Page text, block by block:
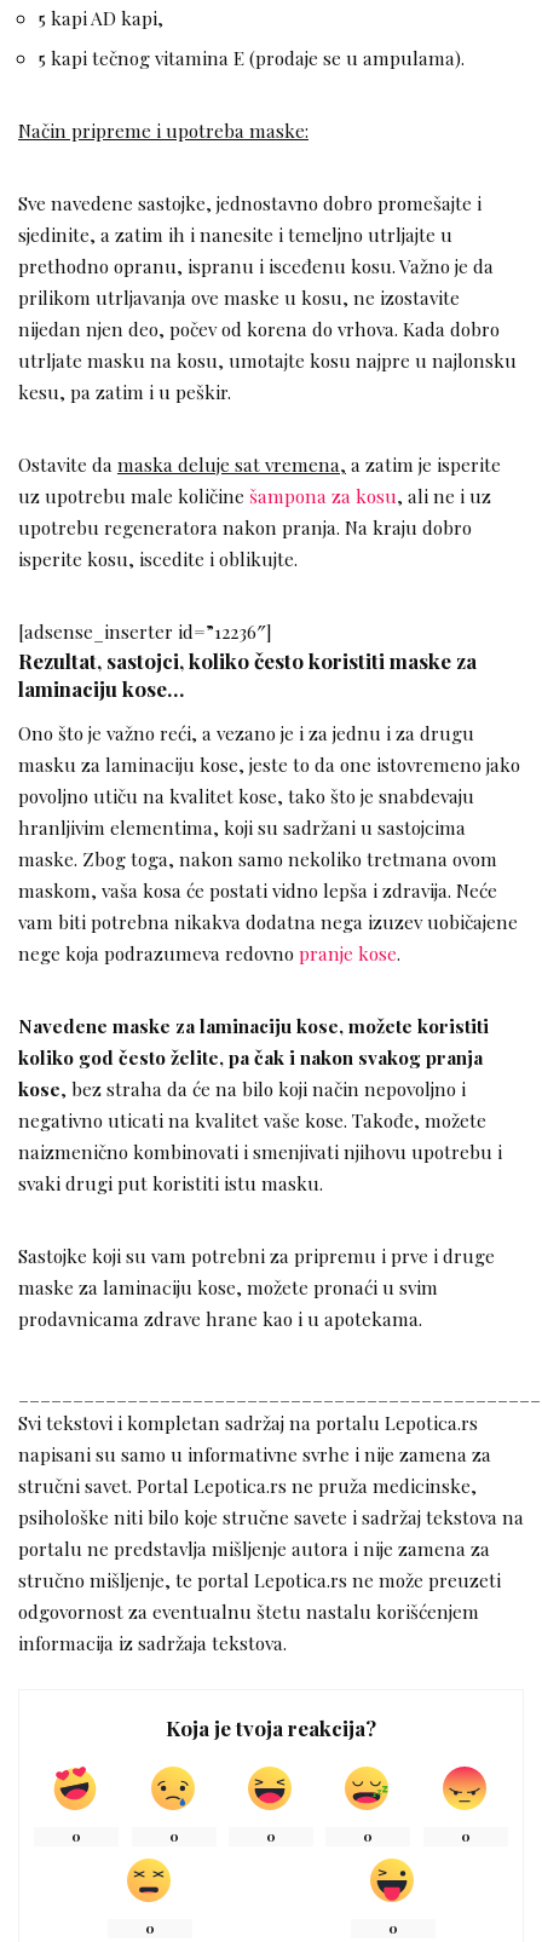
5 kapi AD kapi,
5 kapi tečnog vitamina E (prodaje se u ampulama).
Način pripreme i upotreba maske:
Sve navedene sastojke, jednostavno dobro promešajte i
sjedinite, a zatim ih i nanesite i temeljno utrljajte u
prethodno opranu, ispranu i isceđenu kosu. Važno je da
prilikom utrljavanja ove maske u kosu, ne izostavite
nijedan njen deo, počev od korena do vrhova. Kada dobro
utrljate masku na kosu, umotajte kosu najpre u najlonsku
kesu, pa zatim i u peškir.
Ostavite da maska deluje sat vremena, a zatim je isperite
uz upotrebu male količine šampona za kosu, ali ne i uz
upotrebu regeneratora nakon pranja. Na kraju dobro
isperite kosu, iscedite i oblikujte.
[adsense_inserter id=”12236″]
Rezultat, sastojci, koliko često koristiti maske za
laminaciju kose…
Ono što je važno reći, a vezano je i za jednu i za drugu
masku za laminaciju kose, jeste to da one istovremeno jako
povoljno utiču na kvalitet kose, tako što je snabdevaju
hranljivim elementima, koji su sadržani u sastojcima
maske. Zbog toga, nakon samo nekoliko tretmana ovom
maskom, vaša kosa će postati vidno lepša i zdravija. Neće
vam biti potrebna nikakva dodatna nega izuzev uobičajene
nege koja podrazumeva redovnopranje kose.
Navedene maske za laminaciju kose, možete koristiti
koliko god često želite, pa čak i nakon svakog pranja
kose, bez straha da će na bilo koji način nepovoljno i
negativno uticati na kvalitet vaše kose. Takođe, možete
naizmenično kombinovati i smenjivati njihovu upotrebu i
svaki drugi put koristiti istu masku.
Sastojke koji su vam potrebni za pripremu i prve i druge
maske za laminaciju kose, možete pronaći u svim
prodavnicama zdrave hrane kao i u apotekama.
Svi tekstovi i kompletan sadržaj na portalu Lepotica.rs
napisani su samo u informativne svrhe i nije zamena za
stručni savet. Portal Lepotica.rs ne pruža medicinske,
psihološke niti bilo koje stručne savete i sadržaj tekstova na
portalu ne predstavlja mišljenje autora i nije zamena za
stručno mišljenje, te portal Lepotica.rs ne može preuzeti
odgovornost za eventualnu štetu nastalu korišćenjem
informacija iz sadržaja tekstova.
Koja je tvoja reakcija?
0 0 0 0 0
0 0